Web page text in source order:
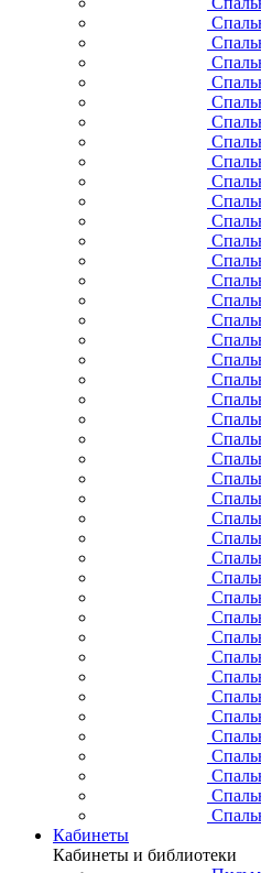
Кабинеты
Кабинеты и библиотеки